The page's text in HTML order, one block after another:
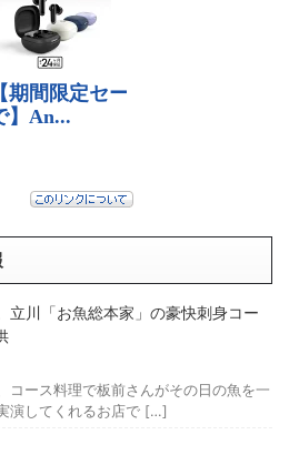
立川「お魚総本家」の豪快刺身コー
コース料理で板前さんがその日の魚を一
演してくれるお店で […]